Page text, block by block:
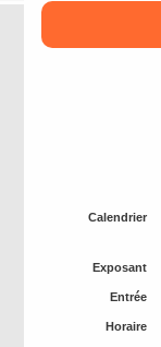
Calendrier
Exposant
Entrée
Horaire